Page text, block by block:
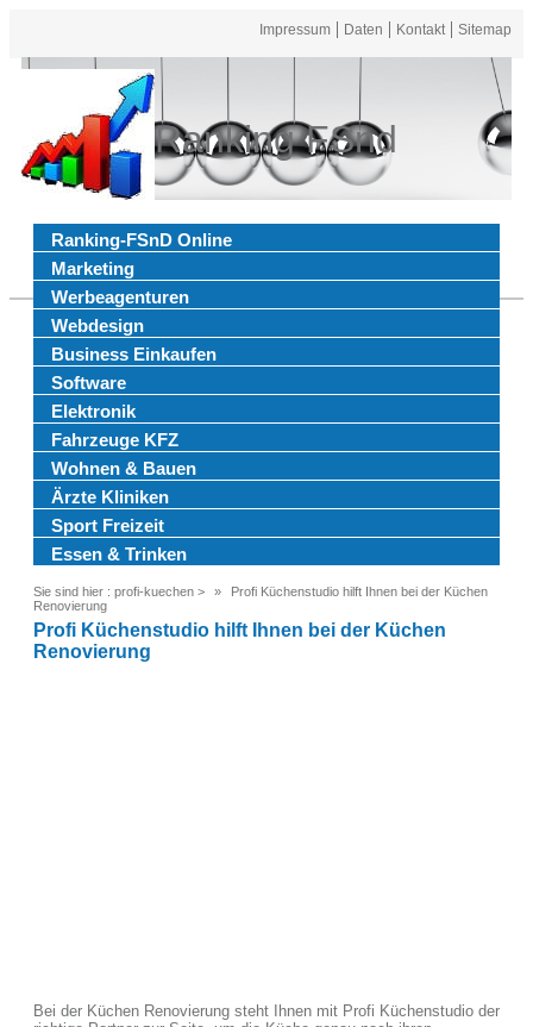
Impressum Daten Kontakt Sitemap
Ranking FSnd
Ranking-FSnD Online
Marketing
Werbeagenturen
Webdesign
Business Einkaufen
Software
Elektronik
Fahrzeuge KFZ
Wohnen & Bauen
Ärzte Kliniken
Sport Freizeit
Essen & Trinken
Sie sind hier : profi-kuechen >
Profi Küchenstudio hilft Ihnen bei der Küchen
Renovierung
Profi Küchenstudio hilft Ihnen bei der Küchen
Renovierung
Bei der Küchen Renovierung steht Ihnen mit Profi Küchenstudio der